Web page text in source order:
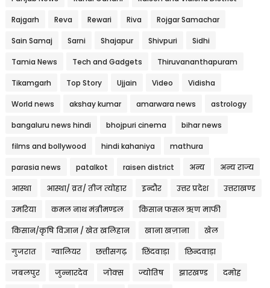
Rajgarh Reva Rewari Riva Rojgar Samachar
Sain Samaj Sarni Shajapur Shivpuri Sidhi
Tamia News Tech and Gadgets Thiruvananthapuram
Tikamgarh Top Story Ujjain Video Vidisha
World news akshay kumar amarwara news astrology
bangaluru news hindi bhojpuri cinema bihar news
films and bollywood hindi kahaniya mathura
parasia news patalkot raisen district अन्य अन्य राज्य
आस्था आस्था/ व्रत/ तीज त्‍योहार इन्दौर उत्तर प्रदेश उत्तराखण्ड
उमरिया कमल नाथ मंत्रीमण्डल किसान फसल ऋण माफी
किसान/कृषि विज्ञान / खेत खलिहान खाना खज़ाना खेल
गुजरात ग्वालियर छत्तीसगढ़ छिंदवाड़ा छिन्दवाड़ा
जबलपुर जुन्नारदेव जोक्स ज्योतिष झारखण्ड दमोह